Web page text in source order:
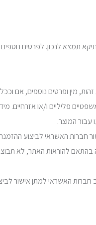
תמצא לנכון. לפרטים נוספים
פליליים ו/או אזרחיים.
המוצר.
בהתאם להוראות האתר, לא
פעלת להסדרת אישור חברת האשראי בתוך 7 ימים ממועד קבלת ההודעה על